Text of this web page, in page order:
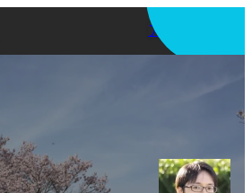
アプリを使う